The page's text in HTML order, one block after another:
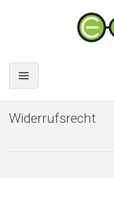
Widerrufs­recht